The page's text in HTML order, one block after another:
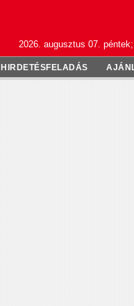
2026. augusztus 07.
HIRDETÉSFELADÁS